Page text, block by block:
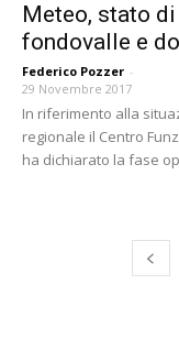
Meteo, stato
fondovalle e
Federico Pozzer -
29 Novembre 2017
In riferimento alla
regionale il Centro
ha dichiarato la fase